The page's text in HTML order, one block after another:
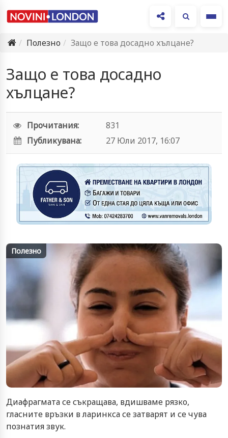
Полезно
Защо е това досадно хълцане?
Защо е това досадно
хълцане?
Прочитания:
831
Публикувана:
27 Юли 2017, 16:07
Полезно
Диафрагмата се съкращава, вдишваме рязко,
гласните връзки в ларинкса се затварят и се чува
познатия звук.